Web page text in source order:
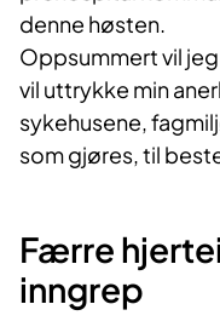
denne høsten.
Oppsummert vil
vil uttrykke min
sykehusene,
som gjøres, til
Færre
inngrep